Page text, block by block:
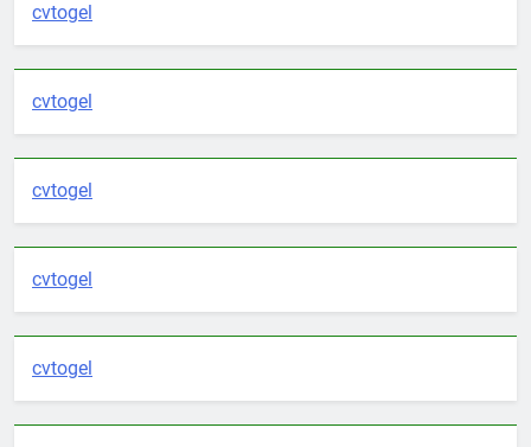
cvtogel
cvtogel
cvtogel
cvtogel
cvtogel